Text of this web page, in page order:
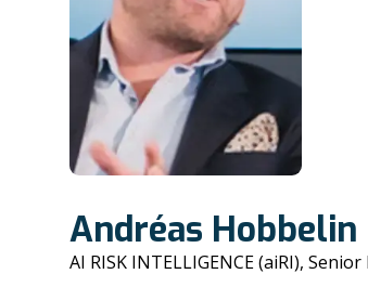
Andréas Hobbelin
AI RISK INTELLIGENCE (aiRI),